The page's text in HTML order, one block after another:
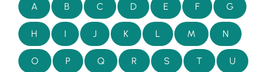
A B C D E F G
H I J K L M N
O P Q R S T U